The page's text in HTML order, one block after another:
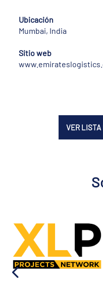
Ubicación
Mumbai, India
Sitio web
VER LISTA